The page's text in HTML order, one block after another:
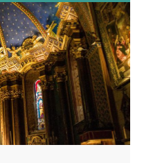
Notre-Dame-de-
guidée spécialement
court, elle dévoile
essentiels qui ont